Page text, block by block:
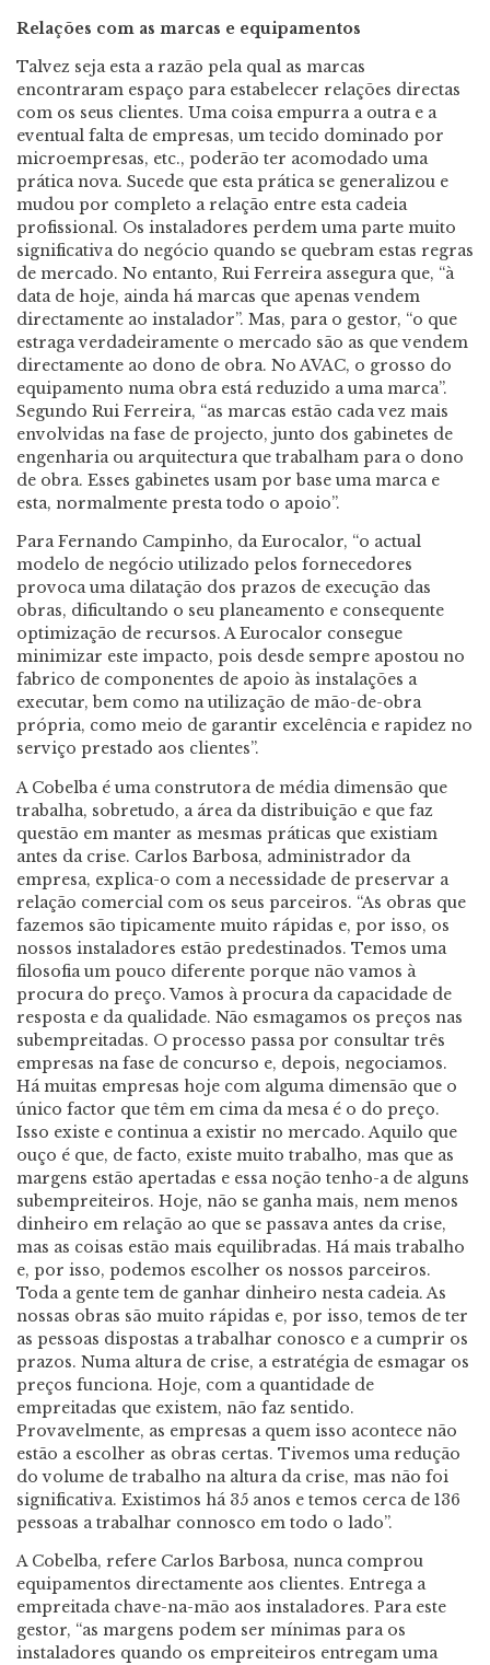
Relações com as marcas e equipamentos
Talvez seja esta a razão pela qual as marcas
encontraram espaço para estabelecer relações directas
com os seus clientes. Uma coisa empurra a outra e a
eventual falta de empresas, um tecido dominado por
microempresas, etc., poderão ter acomodado uma
prática nova. Sucede que esta prática se generalizou e
mudou por completo a relação entre esta cadeia
profissional. Os instaladores perdem uma parte muito
significativa do negócio quando se quebram estas regras
de mercado. No entanto, Rui Ferreira assegura que, “à
data de hoje, ainda há marcas que apenas vendem
directamente ao instalador”. Mas, para o gestor, “o que
estraga verdadeiramente o mercado são as que vendem
directamente ao dono de obra. No AVAC, o grosso do
equipamento numa obra está reduzido a uma marca”.
Segundo Rui Ferreira, “as marcas estão cada vez mais
envolvidas na fase de projecto, junto dos gabinetes de
engenharia ou arquitectura que trabalham para o dono
de obra. Esses gabinetes usam por base uma marca e
esta, normalmente presta todo o apoio”.
Para Fernando Campinho, da Eurocalor, “o actual
modelo de negócio utilizado pelos fornecedores
provoca uma dilatação dos prazos de execução das
obras, dificultando o seu planeamento e consequente
optimização de recursos. A Eurocalor consegue
minimizar este impacto, pois desde sempre apostou no
fabrico de componentes de apoio às instalações a
executar, bem como na utilização de mão-de-obra
própria, como meio de garantir excelência e rapidez no
serviço prestado aos clientes”.
A Cobelba é uma construtora de média dimensão que
trabalha, sobretudo, a área da distribuição e que faz
questão em manter as mesmas práticas que existiam
antes da crise. Carlos Barbosa, administrador da
empresa, explica-o com a necessidade de preservar a
relação comercial com os seus parceiros. “As obras que
fazemos são tipicamente muito rápidas e, por isso, os
nossos instaladores estão predestinados. Temos uma
filosofia um pouco diferente porque não vamos à
procura do preço. Vamos à procura da capacidade de
resposta e da qualidade. Não esmagamos os preços nas
subempreitadas. O processo passa por consultar três
empresas na fase de concurso e, depois, negociamos.
Há muitas empresas hoje com alguma dimensão que o
único factor que têm em cima da mesa é o do preço.
Isso existe e continua a existir no mercado. Aquilo que
ouço é que, de facto, existe muito trabalho, mas que as
margens estão apertadas e essa noção tenho-a de alguns
subempreiteiros. Hoje, não se ganha mais, nem menos
dinheiro em relação ao que se passava antes da crise,
mas as coisas estão mais equilibradas. Há mais trabalho
e, por isso, podemos escolher os nossos parceiros.
Toda a gente tem de ganhar dinheiro nesta cadeia. As
nossas obras são muito rápidas e, por isso, temos de ter
as pessoas dispostas a trabalhar conosco e a cumprir os
prazos. Numa altura de crise, a estratégia de esmagar os
preços funciona. Hoje, com a quantidade de
empreitadas que existem, não faz sentido.
Provavelmente, as empresas a quem isso acontece não
estão a escolher as obras certas. Tivemos uma redução
do volume de trabalho na altura da crise, mas não foi
significativa. Existimos há 35 anos e temos cerca de 136
pessoas a trabalhar connosco em todo o lado”.
A Cobelba, refere Carlos Barbosa, nunca comprou
equipamentos directamente aos clientes. Entrega a
empreitada chave-na-mão aos instaladores. Para este
gestor, “as margens podem ser mínimas para os
instaladores quando os empreiteiros entregam uma